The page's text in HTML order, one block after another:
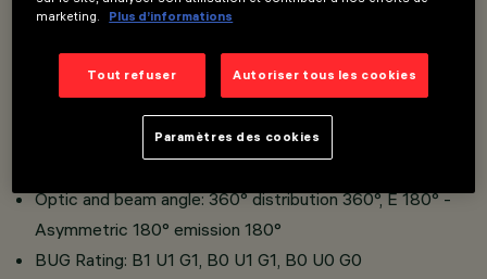
lm system: 216lm, 224lm, 502lm, 697lm
44lm/W, 62lm/W
Optic and beam angle: 360° distribution 360°, E 180° -
Asymmetric 180° emission 180°
BUG Rating: B1 U1 G1, B0 U1 G1, B0 U0 G0
marketing.
Plus d’informations
Tout refuser Autoriser tous les cookies
Paramètres des cookies